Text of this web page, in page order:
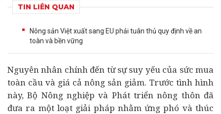
TIN LIÊN QUAN
Nông sản Việt xuất sang EU phải tuân thủ quy định về an
toàn và bền vững
Nguyên nhân chính đến từ sự suy yếu của sức mua
toàn cầu và giá cả nông sản giảm. Trước tình hình
này, Bộ Nông nghiệp và Phát triển nông thôn đã
đưa ra một loạt giải pháp nhằm ứng phó và thúc